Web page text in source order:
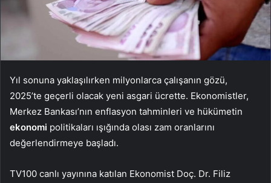
Yıl sonuna yaklaşılırken milyonlarca çalışanın gözü,
2025’te geçerli olacak yeni asgari ücrette. Ekonomistler,
Merkez Bankası’nın enflasyon tahminleri ve hükümetin
ekonomi politikaları ışığında olası zam oranlarını
değerlendirmeye başladı.
TV100 canlı yayınına katılan Ekonomist Doç. Dr. Filiz